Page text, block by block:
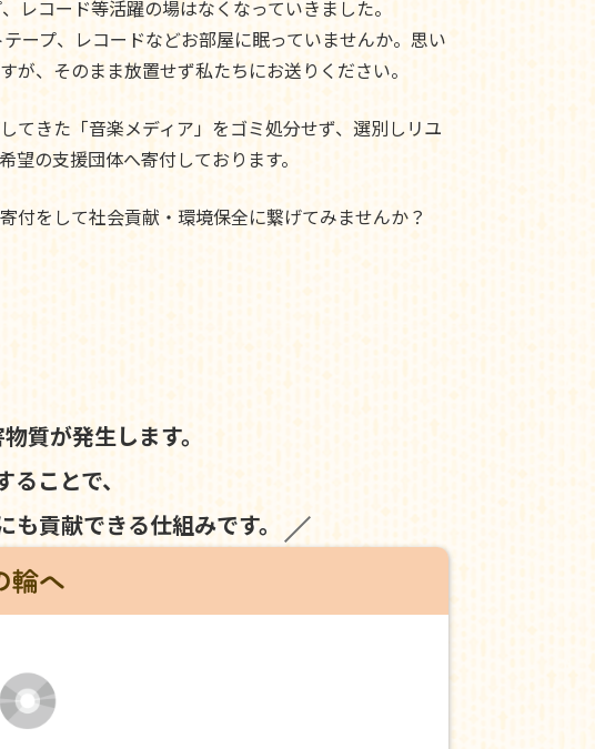
レコード等活躍の場はなくなっていきました。
ープ、レコードなどお部屋に眠っていませんか。思い
が、そのまま放置せず私たちにお送りください。
てきた「音楽メディア」をゴミ処分せず、選別しリユ
の支援団体へ寄付しております。
付をして社会貢献・環境保全に繋げてみませんか？
質が発生します。
ることで、
も貢献できる仕組みです。
輪へ